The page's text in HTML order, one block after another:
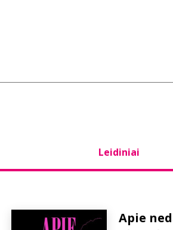
Leidiniai
Apie